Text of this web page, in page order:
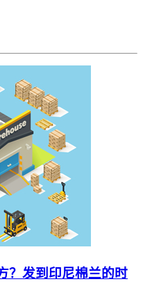
？发到印尼棉兰的时